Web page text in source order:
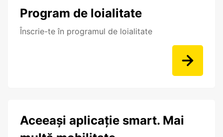
Program de loialitate
Înscrie-te în programul de loialitate
Aceeași aplicație smart. Mai